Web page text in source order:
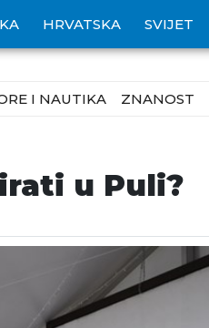
HRVATSKA SVIJET
I NAUTIKA ZNANOST
u Puli?